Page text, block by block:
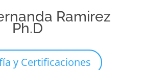
Ramirez
Ph.D
y Certificaciones